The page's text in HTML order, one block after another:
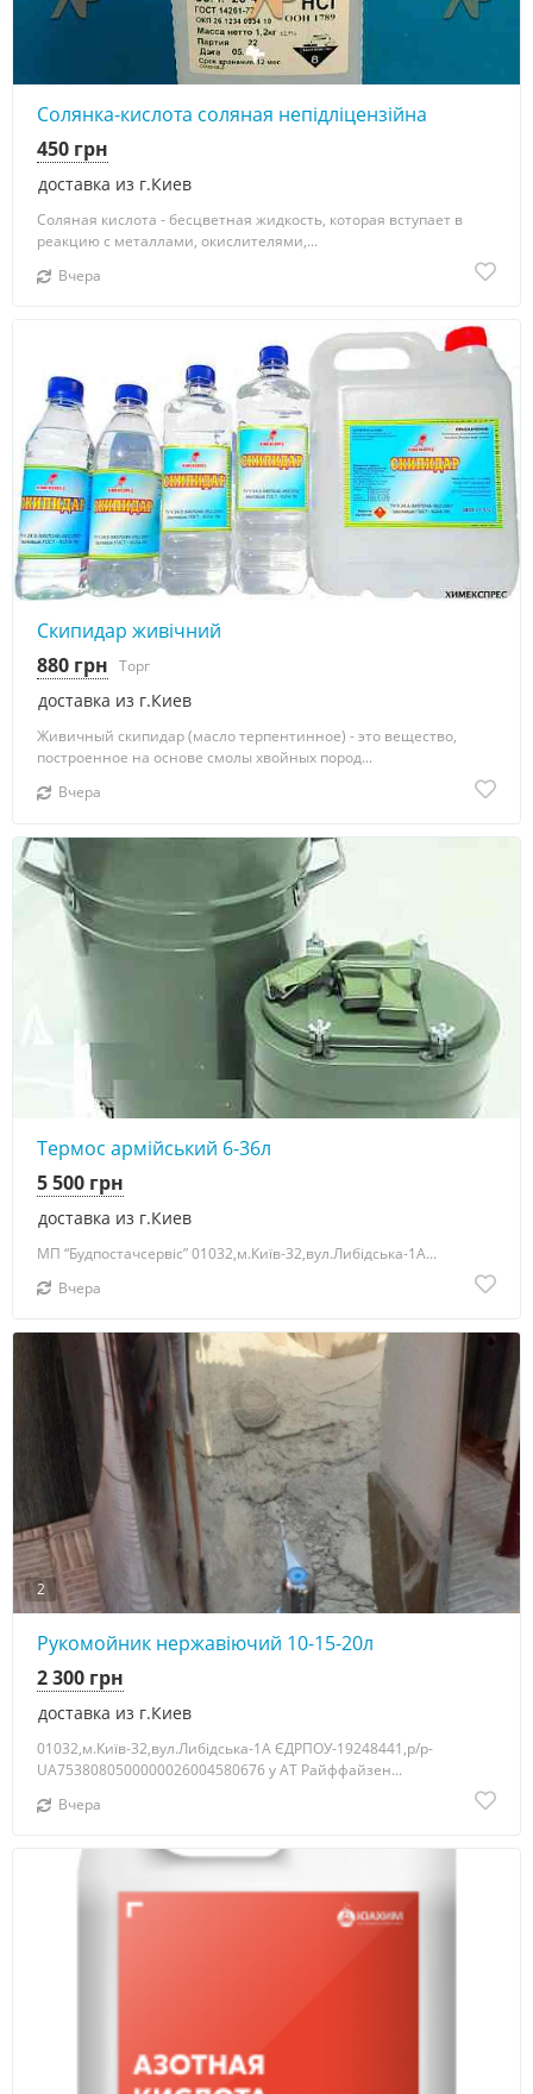
Солянка-кислота соляная непідліцензійна
доставка из г.Киев
450 грн
Соляная кислота - бесцветная жидкость, которая вступает в
реакцию с металлами, окислителями,...
Вчера
Скипидар живічний
доставка из г.Киев
880 грн Торг
Живичный скипидар (масло терпентинное) - это вещество,
построенное на основе смолы хвойных пород...
Вчера
Термос армійський 6-36л
доставка из г.Киев
5 500 грн
МП “Будпостачсервіс” 01032,м.Київ-32,вул.Либідська-1А...
Вчера
2
Рукомойник нержавіючий 10-15-20л
доставка из г.Киев
2 300 грн
01032,м.Київ-32,вул.Либідська-1А ЄДРПОУ-19248441,р/р-
UA7538080500000026004580676 у АТ Райффайзен...
Вчера